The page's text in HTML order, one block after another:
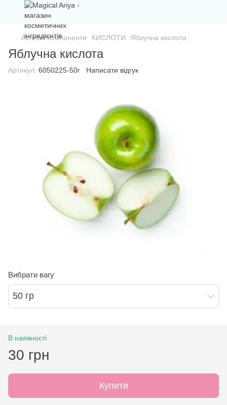
Активні компоненти КИСЛОТИ Яблучна кислота
Яблучна кислота
Артикул: 6050225-50г Написати відгук
Вибрати вагу
50 гр
В наявності
30 грн
Купити